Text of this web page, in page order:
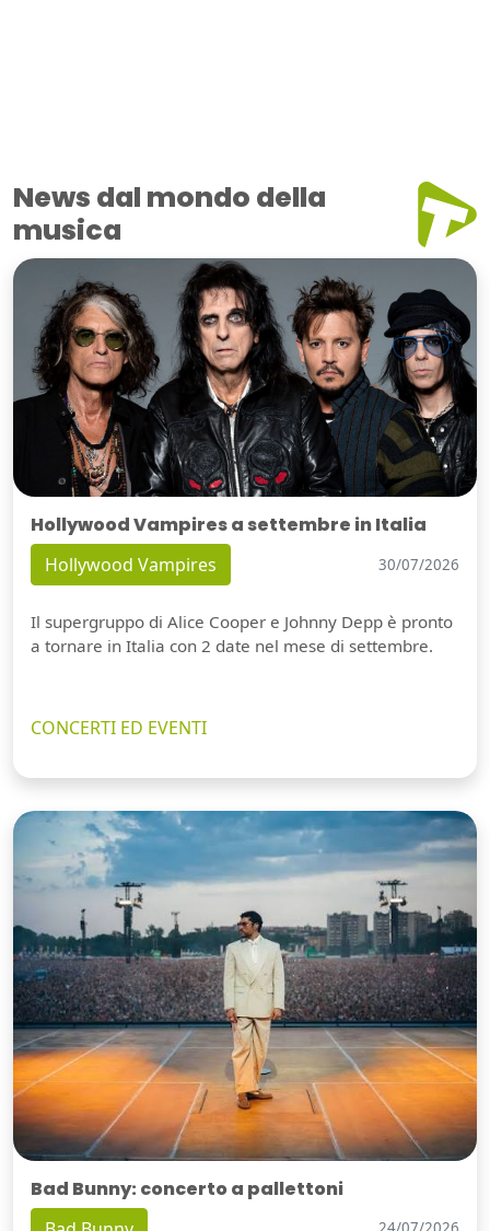
News dal mondo della
musica
Hollywood Vampires a settembre in Italia
Hollywood Vampires 30/07/2026
Il supergruppo di Alice Cooper e Johnny Depp è pronto
a tornare in Italia con 2 date nel mese di settembre.
CONCERTI ED EVENTI
Bad Bunny: concerto a pallettoni